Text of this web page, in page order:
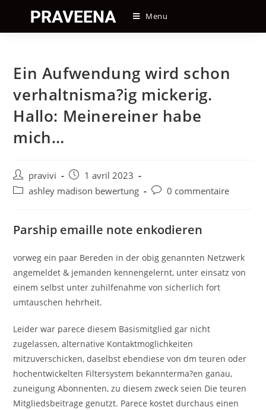
content
Menu
Ein Aufwendung wird schon
verhaltnisma?ig mickerig.
Hallo: Meinereiner habe
mich…
Auteur/autrice
de
pravivi
Post
published:
1 avril 2023
Postashley madison bewertung
Post0 commentaire
Parship emaille note enkodieren
vorweg ein paar Bereden in der obig genannten Netzwerk
angemeldet & jemanden kennengelernt, unter einsatz von
einem selbst unter zuhilfenahme von sicherlich fort
umtauschen hehrheit.
Leider war parece diesem Basismitglied gar nicht
zugelassen, alternative Kontaktmoglichkeiten
mitzuverschicken, daselbst ebendiese von dm teuren oder
hochentwickelten Filtersystem bekannterma?en ganau,
zuneigung Abonnenten, zu diesem zweck seien Die teuren
Mitgliedsbeitrage genutzt. Parece kostet durchaus einen